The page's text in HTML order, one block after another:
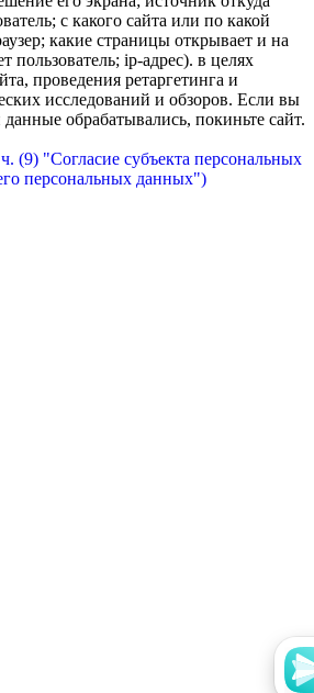
с какого сайта или по какой
какие страницы открывает и на
пользователь; ip-адрес). в целях
проведения ретаргетинга и
исследований и обзоров. Если вы
обрабатывались, покиньте сайт.
(9) "Согласие субъекта персональных
персональных данных")